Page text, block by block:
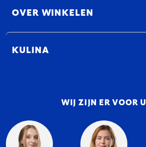
OVER WINKELEN
KULINA
WIJ ZIJN ER VOOR U